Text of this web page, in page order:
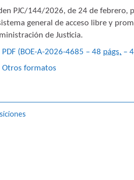
PJC/144/2026, de 24 de febrero,
general de acceso libre y
de Justicia.
PDF (BOE-A-2026-4685 – 48 págs. –
Otros formatos